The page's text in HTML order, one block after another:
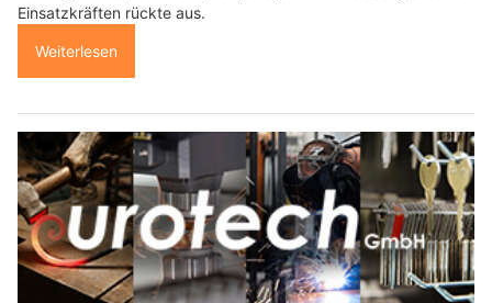
Einsatzkräften rückte aus.
Weiterlesen